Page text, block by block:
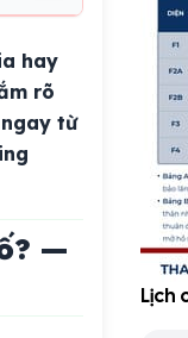
hay
rõ
từ
—
Lịch